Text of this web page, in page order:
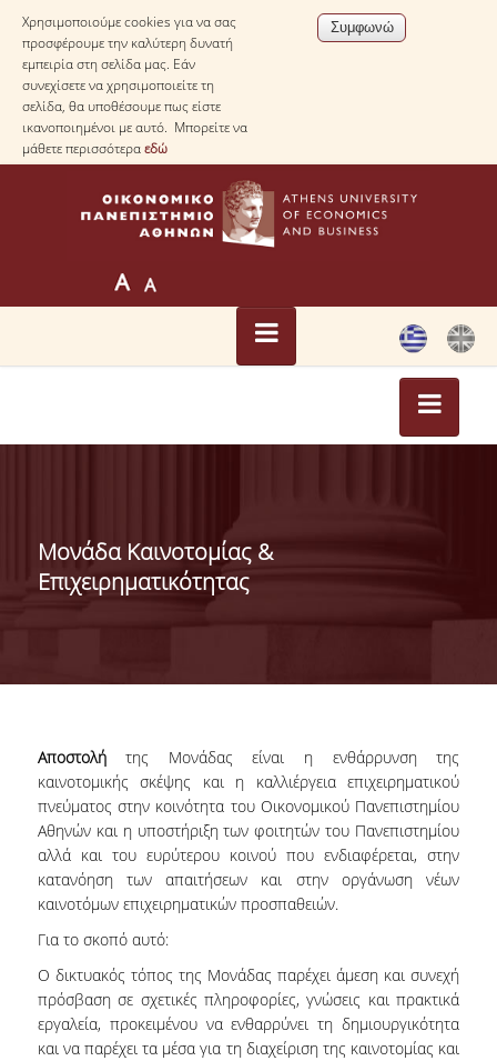
Χρησιμοποιούμε cookies για να σας
προσφέρουμε την καλύτερη δυνατή
εμπειρία στη σελίδα μας. Εάν
συνεχίσετε να χρησιμοποιείτε τη
σελίδα, θα υποθέσουμε πως είστε
ικανοποιημένοι με αυτό. Μπορείτε να
μάθετε περισσότεραεδώ
ΤΜΗΜΑ ΔΙΕΘΝΩΝ ΚΑΙ
ΕΥΡΩΠΑΪΚΩΝ
ΟΙΚΟΝΟΜΙΚΩΝ ΣΠΟΥΔΩΝ
ΤΜΗΜΑ ΟΙΚΟΝΟΜΙΚΗΣ
ΕΠΙΣΤΗΜΗΣ
ΕΠΙΧΕΙΡΗΣΕΩΝ
<NONE>
Μονάδα Καινοτομίας &
Επιχειρηματικότητας
Αποστολήτης Μονάδας είναι η ενθάρρυνση της
καινοτομικής σκέψης και η καλλιέργεια επιχειρηματικού
πνεύματος στην κοινότητα του Οικονομικού Πανεπιστημίου
Αθηνών και η υποστήριξη των φοιτητών του Πανεπιστημίου
αλλά και του ευρύτερου κοινού που ενδιαφέρεται, στην
κατανόηση των απαιτήσεων και στην οργάνωση νέων
καινοτόμων επιχειρηματικών προσπαθειών.
Για το σκοπό αυτό:
Ο δικτυακός τόπος της Μονάδας παρέχει άμεση και συνεχή
πρόσβαση σε σχετικές πληροφορίες, γνώσεις και πρακτικά
εργαλεία, προκειμένου να ενθαρρύνει τη δημιουργικότητα
και να παρέχει τα μέσα για τη διαχείριση της καινοτομίας και